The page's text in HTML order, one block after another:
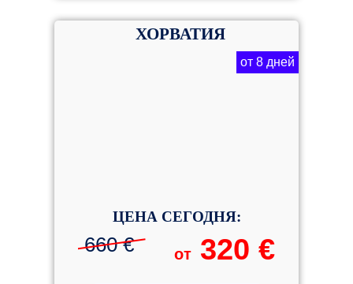
ХОРВАТИЯ
от 8 дней
ЦЕНА СЕГОДНЯ:
660 € от 320 €